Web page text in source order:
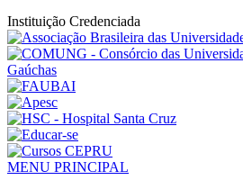
Instituição Credenciada
MENU PRINCIPAL